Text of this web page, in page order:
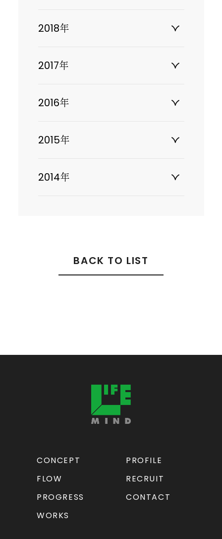
2018年
2017年
2016年
2015年
2014年
BACK TO LIST
CONCEPT
PROFILE
FLOW
RECRUIT
PROGRESS
CONTACT
WORKS